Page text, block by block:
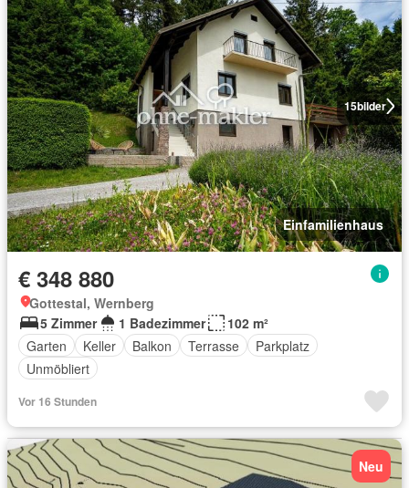
15bilder
Einfamilienhaus
€ 348 880
Gottestal, Wernberg
5 Zimmer
1 Badezimmer
102 m²
Garten
Keller Balkon Terrasse
Parkplatz
Unmöbliert
Vor 16 Stunden
Neu